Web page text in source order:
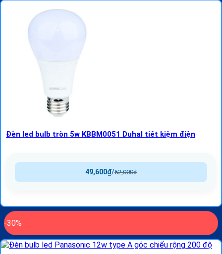
Đèn led bulb tròn 5w KBBM0051 Duhal tiết kiệm điện
62,000₫
/
49,600₫
-30%